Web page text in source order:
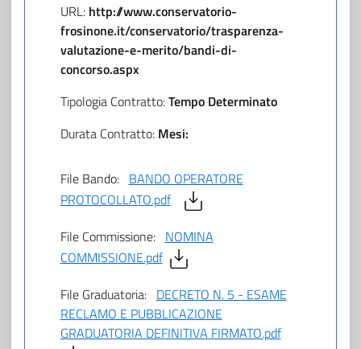
URL: http://www.conservatorio-
frosinone.it/conservatorio/trasparenza-
valutazione-e-merito/bandi-di-
concorso.aspx
Tipologia Contratto:Tempo Determinato
Durata Contratto: Mesi:
File Bando: BANDO OPERATORE
PROTOCOLLATO.pdf
File Commissione: NOMINA
COMMISSIONE.pdf
File Graduatoria: DECRETO N. 5 - ESAME
RECLAMO E PUBBLICAZIONE
GRADUATORIA DEFINITIVA FIRMATO.pdf